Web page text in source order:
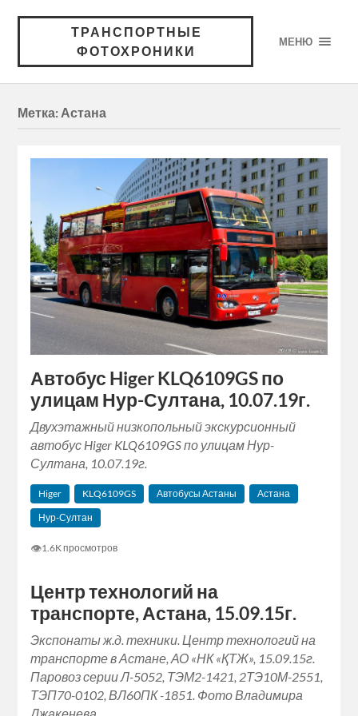
ТРАНСПОРТНЫЕ
ФОТОХРОНИКИ
МЕНЮ
Метка: Астана
Автобус Higer KLQ6109GS по
улицам Нур-Султана, 10.07.19г.
Двухэтажный низкопольный экскурсионный
автобус Higer KLQ6109GS по улицам Нур-
Султана, 10.07.19г.
Higer KLQ6109GS Автобусы Астаны
Астана
Нур-Султан
👁1.6K просмотров
Центр технологий на
транспорте, Астана, 15.09.15г.
Экспонаты ж.д. техники. Центр технологий на
транспорте в Астане, АО «НК «ҚТЖ», 15.09.15г.
Паровоз серии Л-5052, ТЭМ2-1421, 2ТЭ10М-2551,
ТЭП70-0102, ВЛ60ПК -1851. Фото Владимира